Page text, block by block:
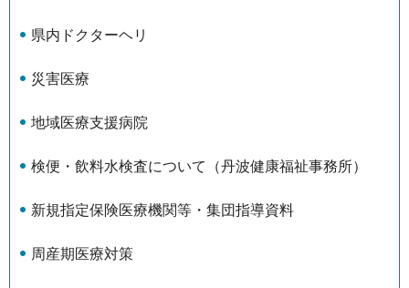
県内ドクターヘリ
災害医療
地域医療支援病院
検便・飲料水検査について（丹波健康福祉事務所）
新規指定保険医療機関等・集団指導資料
周産期医療対策